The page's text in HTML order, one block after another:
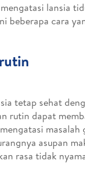
lansia
beberapa cara
tetap sehat
rutin dapat
masalah
asupan
rasa tidak